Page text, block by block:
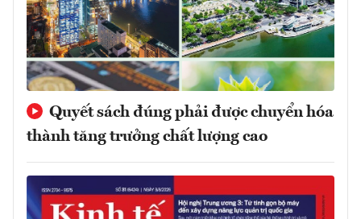
Quyết sách đúng phải được chuyển hóa
thành tăng trưởng chất lượng cao